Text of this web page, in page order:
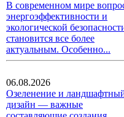
В современном мире
энергоэффективности и
экологической
становится все более
актуальным. Особенно...
06.08.2026
Озеленение и
дизайн — важные